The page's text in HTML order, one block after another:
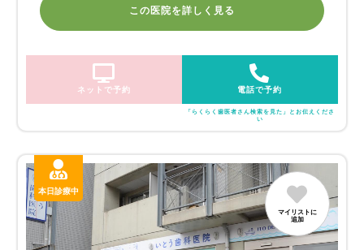
この医院を詳しく見る
ネットで予約 電話で予約
「らくらく歯医者さん検索を見た」とお伝えくださ
い
本日診療中
マイリストに
追加